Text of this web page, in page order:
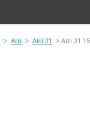
> Atti > Atti 21 > Atti 21 15